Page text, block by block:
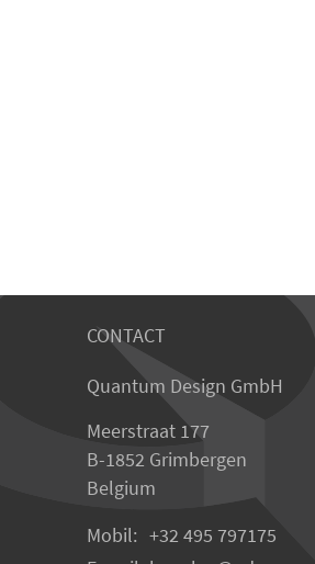
CONTACT
Quantum Design GmbH
Meerstraat 177
B-1852 Grimbergen
Belgium
Mobil: +32 495 797175